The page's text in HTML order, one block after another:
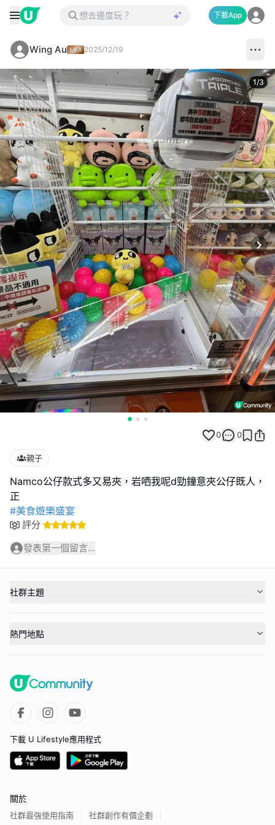
下載App
Wing Au 2025/12/19
1/3
0 0
親子
Namco公仔款式多又易夾，岩哂我呢d勁鐘意夾公仔既人，
#美食遊樂盛宴
評分
發表第一個留言...
社群主題
熱門地點
下載 U Lifestyle應用程式
關於
社群最強使用指南 社群創作有價企劃